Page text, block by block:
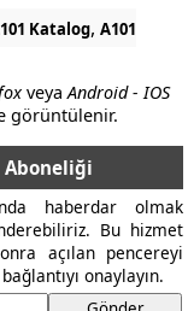
Katalog, A101
veyaAndroid - IOS
görüntülenir.
haberdar olmak
Bu hizmet
açılan pencereyi
onaylayın.